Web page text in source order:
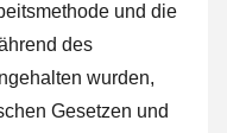
und die
des
wurden,
Gesetzen und